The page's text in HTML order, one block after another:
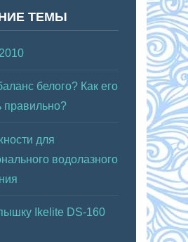
ТЕМЫ
белого? Как его
правильно?
для
водолазного
Ikelite DS-160